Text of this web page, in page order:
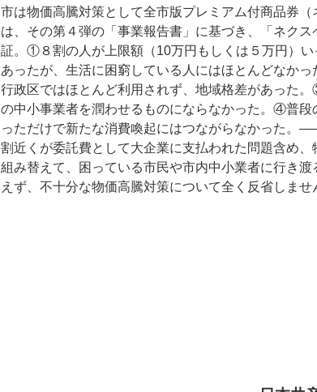
市は物価高騰対策として全市版プレミアム付商品券
は、その第４弾の「事業報告書」に基づき、「ネク
証。①８割の人が上限額（10万円もしくは５万円）
あったが、生活に困窮している人にはほとんどなか
行政区ではほとんど利用されず、地域格差があった
の中小事業者を潤わせるものにならなかった。④普
っただけで新たな消費喚起にはつながらなかった。
割近くが委託費として大企業に支払われた問題含め
組み替えて、困っている市民や市内中小業者に行き
えず、不十分な物価高騰対策について全く反省しませ